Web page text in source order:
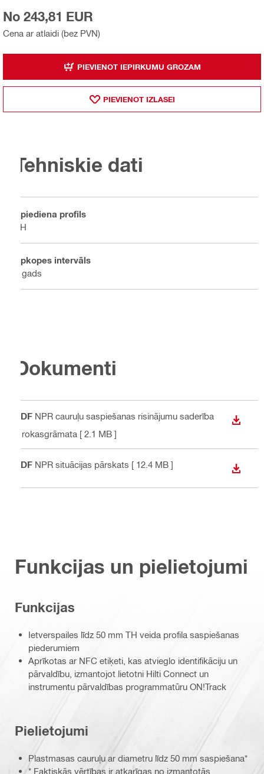
Cena ar atlaidi (bez PVN)
No 243,81 EUR
PIEVIENOT IEPIRKUMU GROZAM
PIEVIENOT IZLASEI
Tehniskie dati
Spiediena profils
TH
Apkopes intervāls
1 gads
Dokumenti
PDF NPR cauruļu saspiešanas risinājumu saderība
s rokasgrāmata [ 2.1 MB ]
PDF NPR situācijas pārskats [ 12.4 MB ]
Funkcijas un pielietojumi
Funkcijas
Ietverspailes līdz 50 mm TH veida profila saspiešanas
piederumiem
Aprīkotas ar NFC etiķeti, kas atvieglo identifikāciju un
pārvaldību, izmantojot lietotni Hilti Connect un
instrumentu pārvaldības programmatūru ON!Track
Pielietojumi
Plastmasas cauruļu ar diametru līdz 50 mm saspiešana*
* Faktiskās vērtības ir atkarīgas no izmantotās